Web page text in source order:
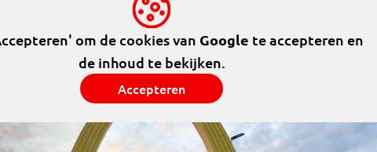
om de cookies van Google te accepteren en
de inhoud te bekijken.
Accepteren